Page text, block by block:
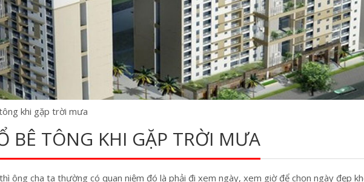
khi gặp trời mưa
BÊ TÔNG KHI GẶP TRỜI MƯA
ông cha ta thường có quan niệm đó là phải đi xem ngày, xem giờ để chọn ngày đẹp